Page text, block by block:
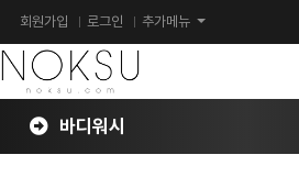
회원가입 로그인 추가메뉴
바디워시